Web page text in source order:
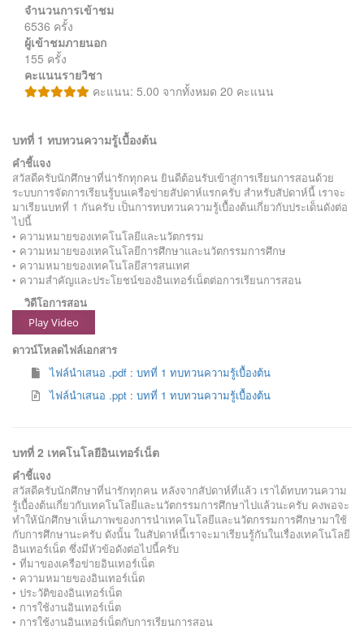
จำนวนการเข้าชม
6536 ครั้ง
ผู้เข้าชมภายนอก
155 ครั้ง
คะแนนรายวิชา
คะแนน: 5.00 จากทั้งหมด 20 คะแนน
บทที่ 1 ทบทวนความรู้เบื้องต้น
คำชี้แจง
สวัสดีครับนักศึกษาที่น่ารักทุกคน ยินดีต้อนรับเข้าสู่การเรียนการสอนด้วย
ระบบการจัดการเรียนรู้บนเครือข่ายสัปดาห์แรกครับ สำหรับสัปดาห์นี้ เราจะ
มาเรียนบทที่ 1 กันครับ เป็นการทบทวนความรู้เบื้องต้นเกี่ยวกับประเด็นดังต่อ
ไปนี้
• ความหมายของเทคโนโลยีและนวัตกรรม
• ความหมายของเทคโนโลยีการศึกษาและนวัตกรรมการศึกษ
• ความหมายของเทคโนโลยีสารสนเทศ
• ความสำคัญและประโยชน์ของอินเทอร์เน็ตต่อการเรียนการสอน
วิดีโอการสอน
Play Video
ดาวน์โหลดไฟล์เอกสาร
ไฟล์นำเสนอ .pdf : บทที่ 1 ทบทวนความรู้เบื้องต้น
ไฟล์นำเสนอ .ppt : บทที่ 1 ทบทวนความรู้เบื้องต้น
บทที่ 2 เทคโนโลยีอินเทอร์เน็ต
คำชี้แจง
สวัสดีครับนักศึกษาที่น่ารักทุกคน หลังจากสัปดาห์ที่แล้ว เราได้ทบทวนความ
รู้เบื้องต้นเกี่ยวกับเทคโนโลยีและนวัตกรรมการศึกษาไปแล้วนะครับ คงพอจะ
ทำให้นักศึกษาเห็นภาพของการนำเทคโนโลยีและนวัตกรรมการศึกษามาใช้
กับการศึกษานะครับ ดังนั้น ในสัปดาห์นี้เราจะมาเรียนรู้กันในเรื่องเทคโนโลยี
อินเทอร์เน็ต ซึ่งมีหัวข้อดังต่อไปนี้ครับ
• ที่มาของเครือข่ายอินเทอร์เน็ต
• ความหมายของอินเทอร์เน็ต
• ประวัติของอินเทอร์เน็ต
• การใช้งานอินเทอร์เน็ต
• การใช้งานอินเทอร์เน็ตกับการเรียนการสอน